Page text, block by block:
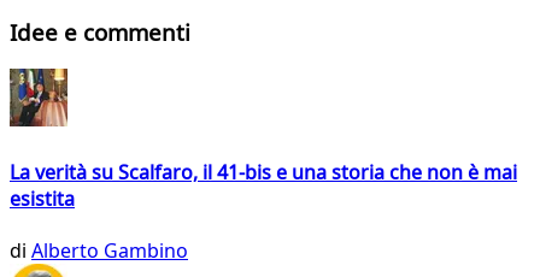
Idee e commenti
La verità su Scalfaro, il 41-bis e una storia che non è mai
esistita
di Alberto Gambino